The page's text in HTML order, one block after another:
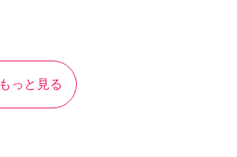
もっと見る